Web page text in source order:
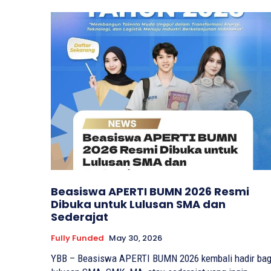
Beasiswa APERTI BUMN 2026 Resmi
Dibuka untuk Lulusan SMA dan
Sederajat
Fully Funded May 30, 2026
YBB – Beasiswa APERTI BUMN 2026 kembali hadir